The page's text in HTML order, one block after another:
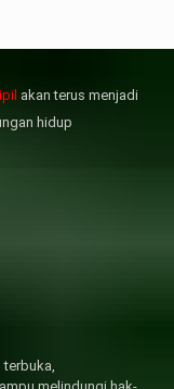
akan terus menjadi
hidup